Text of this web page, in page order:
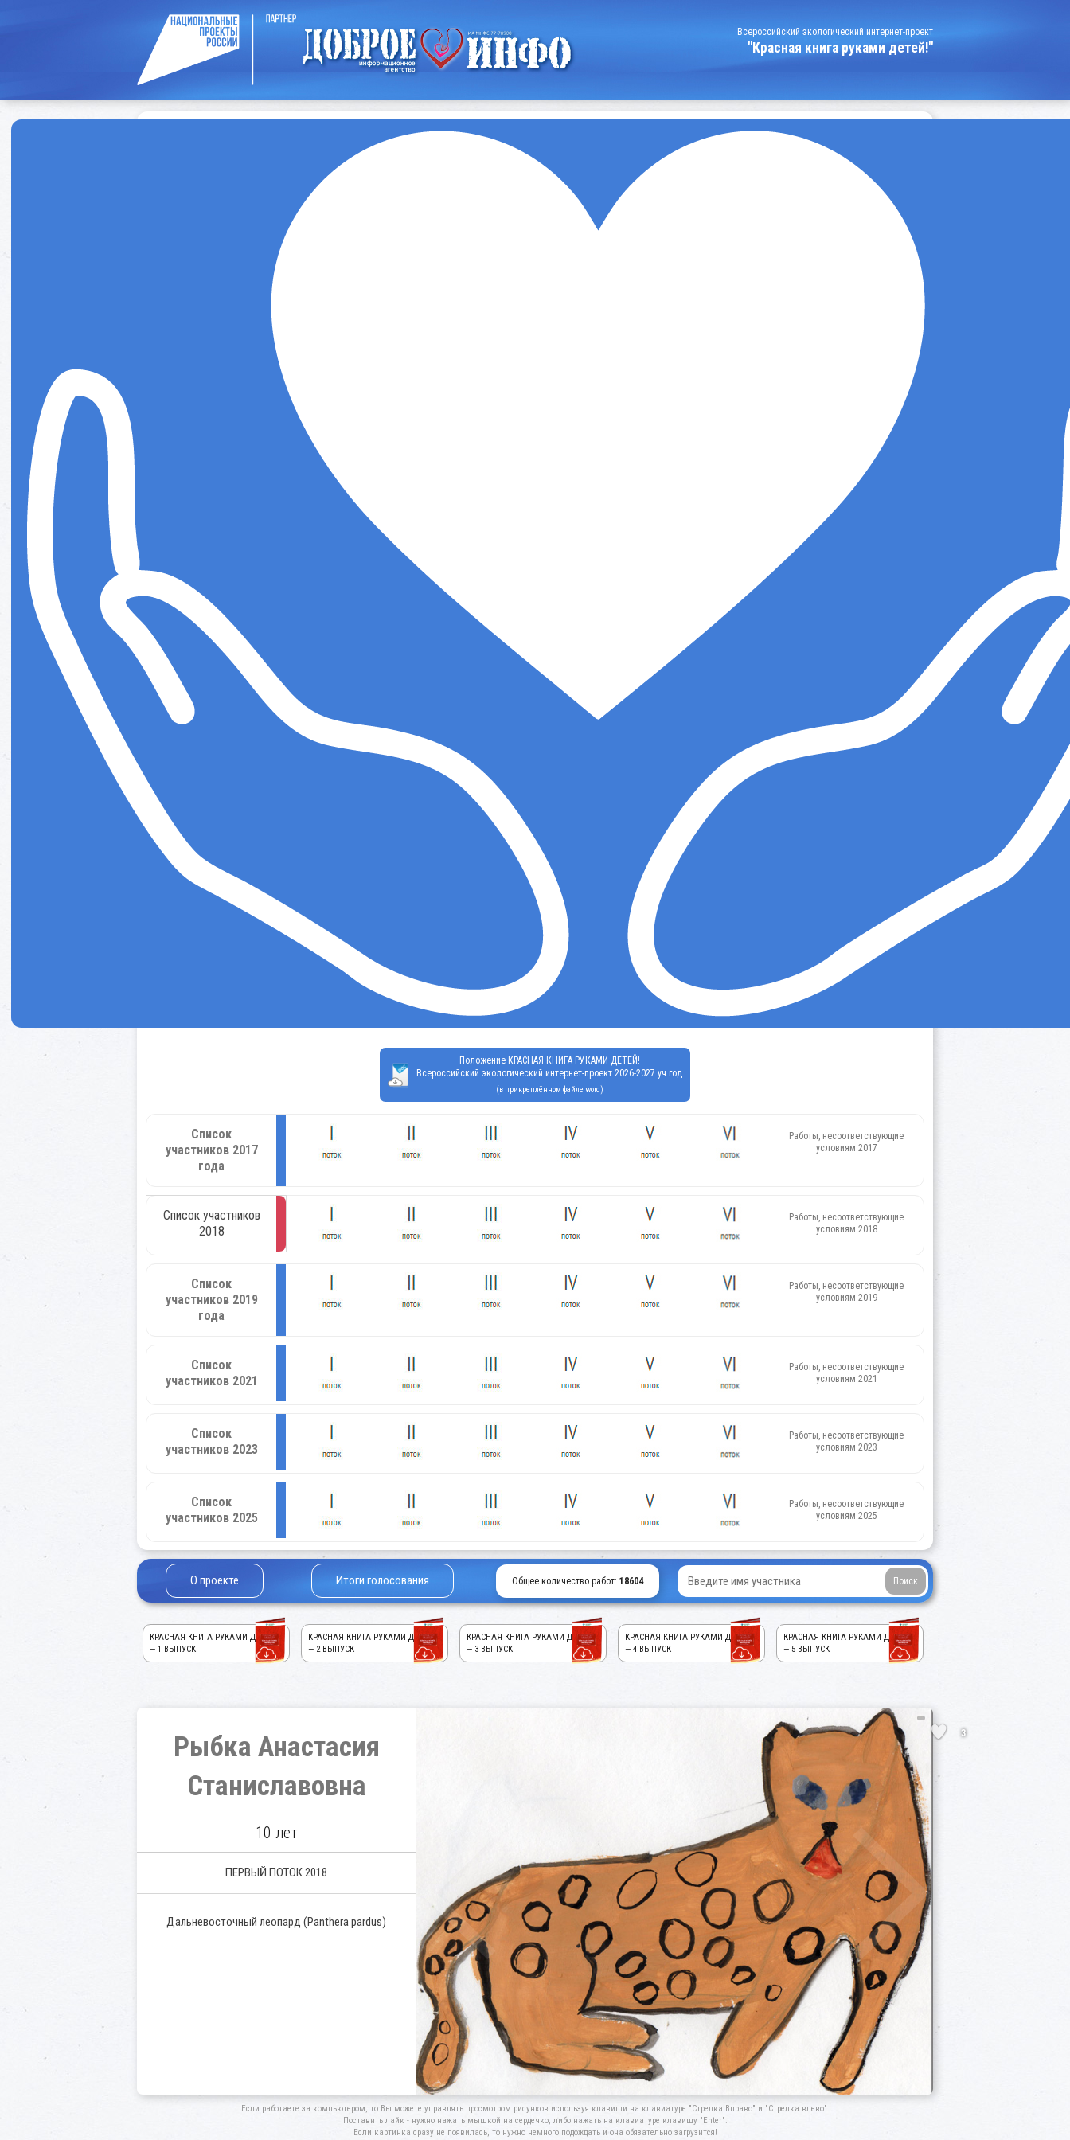
Всероссийский экологический интернет-проект
"Красная книга руками детей!"
Положение КРАСНАЯ КНИГА РУКАМИ ДЕТЕЙ!
Всероссийский экологический интернет-проект 2026-2027 уч.год
(в прикреплённом файле word)
Список
участников 2017
года
Работы, несоответствующие
условиям 2017
Список участников
2018
Работы, несоответствующие
условиям 2018
Список
участников 2019
года
Работы, несоответствующие
условиям 2019
Список
участников 2021
Работы, несоответствующие
условиям 2021
Список
участников 2023
Работы, несоответствующие
условиям 2023
Список
участников 2025
Работы, несоответствующие
условиям 2025
О проекте Итоги голосования Общее количество работ: 18604
КРАСНАЯ КНИГА РУКАМИ ДЕТЕЙ!
— 1 ВЫПУСК
КРАСНАЯ КНИГА РУКАМИ ДЕТЕЙ!
— 2 ВЫПУСК
КРАСНАЯ КНИГА РУКАМИ ДЕТЕЙ!
— 3 ВЫПУСК
КРАСНАЯ КНИГА РУКАМИ ДЕТЕЙ!
— 4 ВЫПУСК
КРАСНАЯ КНИГА РУКАМИ ДЕТЕЙ!
— 5 ВЫПУСК
Рыбка Анастасия
Станиславовна
10 лет
ПЕРВЫЙ ПОТОК 2018
Дальневосточный леопард (Panthera pardus)
3
Если работаете за компьютером, то Вы можете управлять просмотром рисунков используя клавиши на клавиатуре "Стрелка Вправо" и "Стрелка влево".
Поставить лайк - нужно нажать мышкой на сердечко, либо нажать на клавиатуре клавишу "Enter".
Если картинка сразу не появилась, то нужно немного подождать и она обязательно загрузится!